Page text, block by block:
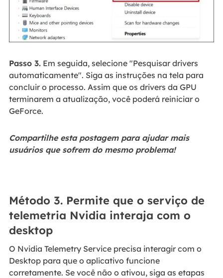
Passo 3.Em seguida, selecione "Pesquisar drivers
automaticamente". Siga as instruções na tela para
concluir o processo. Assim que os drivers da GPU
terminarem a atualização, você poderá reiniciar o
GeForce.
Compartilhe esta postagem para ajudar mais
usuários que sofrem do mesmo problema!
Método 3. Permite que o serviço de
telemetria Nvidia interaja com o
desktop
O Nvidia Telemetry Service precisa interagir com o
Desktop para que o aplicativo funcione
corretamente. Se você não o ativou, siga as etapas